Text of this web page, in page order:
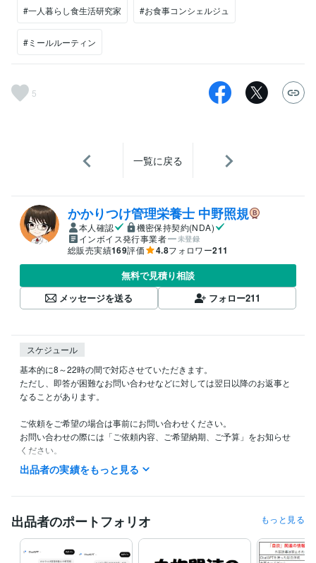
#一人暮らし食生活研究家 #お食事コンシェルジュ
#ミールルーティン
5
一覧に戻る
かかりつけ管理栄養士 中野照規
本人確認
機密保持契約(NDA)
インボイス発行事業者
未登録
総販売実績169評価 4.8フォロワー211
無料で見積り相談
メッセージを送る
フォロー211
スケジュール
基本的に8～22時の間で対応させていただきます。
ただし、即答が困難なお問い合わせなどに対しては翌日以降のお返事と
なることがあります。
ご依頼をご希望の場合は事前にお問い合わせください。
お問い合わせの際には「ご依頼内容、ご希望納期、ご予算」をお知らせ
ください。
「見積り・カスタマイズの相談をする」からご連絡をいただく場合は提
見積もりを出すためには最初にいただいたメッセージに加え、いくつか
質問をさせていただき詳細を確認してからの対応となることがありま
す。
出品者の実績をもっと見る
出品者のポートフォリオ もっと見る